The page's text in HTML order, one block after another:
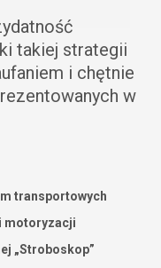
takiej strategii
i chętnie
w
transportowych
motoryzacji
„Stroboskop”